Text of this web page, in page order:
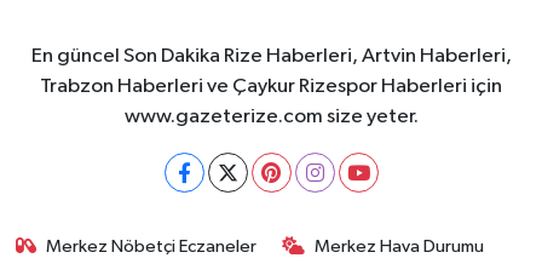
En güncel Son Dakika Rize Haberleri, Artvin Haberleri,
Trabzon Haberleri ve Çaykur Rizespor Haberleri için
www.gazeterize.com size yeter.
Merkez Nöbetçi Eczaneler Merkez Hava Durumu